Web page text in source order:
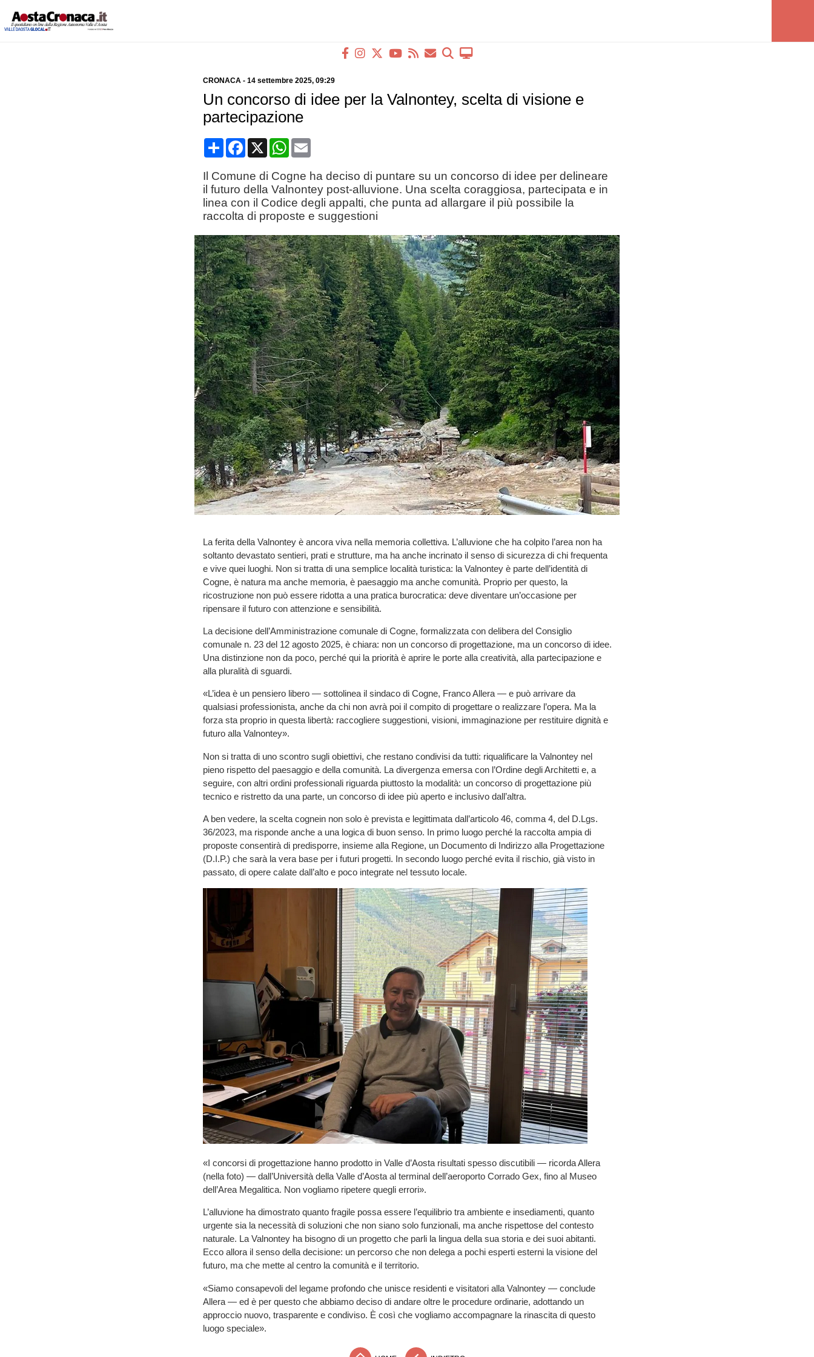
CRONACA- 14 settembre 2025, 09:29
Un concorso di idee per la Valnontey, scelta di visione e
partecipazione
CondividiFacebook
X WhatsApp
Email
Il Comune di Cogne ha deciso di puntare su un concorso di idee per delineare
il futuro della Valnontey post-alluvione. Una scelta coraggiosa, partecipata e in
linea con il Codice degli appalti, che punta ad allargare il più possibile la
raccolta di proposte e suggestioni
La ferita della Valnontey è ancora viva nella memoria collettiva. L’alluvione che ha colpito l’area non ha
soltanto devastato sentieri, prati e strutture, ma ha anche incrinato il senso di sicurezza di chi frequenta
e vive quei luoghi. Non si tratta di una semplice località turistica: la Valnontey è parte dell’identità di
Cogne, è natura ma anche memoria, è paesaggio ma anche comunità. Proprio per questo, la
ricostruzione non può essere ridotta a una pratica burocratica: deve diventare un’occasione per
ripensare il futuro con attenzione e sensibilità.
La decisione dell’Amministrazione comunale di Cogne, formalizzata con delibera del Consiglio
comunale n. 23 del 12 agosto 2025, è chiara: non un concorso di progettazione, ma un concorso di idee.
Una distinzione non da poco, perché qui la priorità è aprire le porte alla creatività, alla partecipazione e
alla pluralità di sguardi.
«L’idea è un pensiero libero — sottolinea il sindaco di Cogne, Franco Allera — e può arrivare da
qualsiasi professionista, anche da chi non avrà poi il compito di progettare o realizzare l’opera. Ma la
forza sta proprio in questa libertà: raccogliere suggestioni, visioni, immaginazione per restituire dignità e
futuro alla Valnontey».
Non si tratta di uno scontro sugli obiettivi, che restano condivisi da tutti: riqualificare la Valnontey nel
pieno rispetto del paesaggio e della comunità. La divergenza emersa con l’Ordine degli Architetti e, a
seguire, con altri ordini professionali riguarda piuttosto la modalità: un concorso di progettazione più
tecnico e ristretto da una parte, un concorso di idee più aperto e inclusivo dall’altra.
A ben vedere, la scelta cognein non solo è prevista e legittimata dall’articolo 46, comma 4, del D.Lgs.
36/2023, ma risponde anche a una logica di buon senso. In primo luogo perché la raccolta ampia di
proposte consentirà di predisporre, insieme alla Regione, un Documento di Indirizzo alla Progettazione
(D.I.P.) che sarà la vera base per i futuri progetti. In secondo luogo perché evita il rischio, già visto in
passato, di opere calate dall’alto e poco integrate nel tessuto locale.
«I concorsi di progettazione hanno prodotto in Valle d’Aosta risultati spesso discutibili — ricorda Allera
(nella foto) — dall’Università della Valle d’Aosta al terminal dell’aeroporto Corrado Gex, fino al Museo
dell’Area Megalitica. Non vogliamo ripetere quegli errori».
L’alluvione ha dimostrato quanto fragile possa essere l’equilibrio tra ambiente e insediamenti, quanto
urgente sia la necessità di soluzioni che non siano solo funzionali, ma anche rispettose del contesto
naturale. La Valnontey ha bisogno di un progetto che parli la lingua della sua storia e dei suoi abitanti.
Ecco allora il senso della decisione: un percorso che non delega a pochi esperti esterni la visione del
futuro, ma che mette al centro la comunità e il territorio.
«Siamo consapevoli del legame profondo che unisce residenti e visitatori alla Valnontey — conclude
Allera — ed è per questo che abbiamo deciso di andare oltre le procedure ordinarie, adottando un
approccio nuovo, trasparente e condiviso. È così che vogliamo accompagnare la rinascita di questo
luogo speciale».